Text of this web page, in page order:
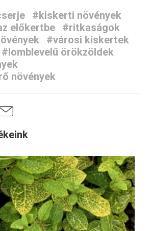
#kiskerti növények
előkertbe
#ritkaságok
#városi kiskertek
#lomblevelű örökzöldek
növények